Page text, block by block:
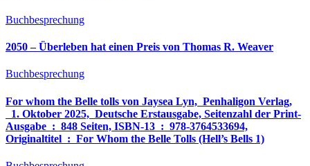
Buchbesprechung
2050 – Überleben hat einen Preis von Thomas R. Weaver
Buchbesprechung
For whom the Belle tolls von Jaysea Lyn, ‎ Penhaligon Verlag,
‎ 1. Oktober 2025, ‎ Deutsche Erstausgabe, Seitenzahl der Print-
Ausgabe ‏ : ‎ 848 Seiten, ISBN-13 ‏ : ‎ 978-3764533694,
Originaltitel ‏ : ‎ For Whom the Belle Tolls (Hell’s Bells 1)